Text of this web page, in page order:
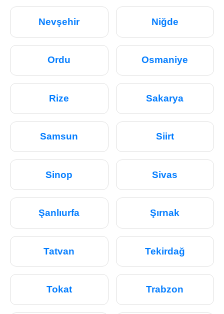
Nevşehir Niğde
Ordu Osmaniye
Rize Sakarya
Samsun Siirt
Sinop Sivas
Şanlıurfa Şırnak
Tatvan Tekirdağ
Tokat Trabzon